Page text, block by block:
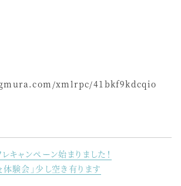
xmlrpc/41bkf9kdcqio
キャンペーン始まりました！
験会」少し空き有ります